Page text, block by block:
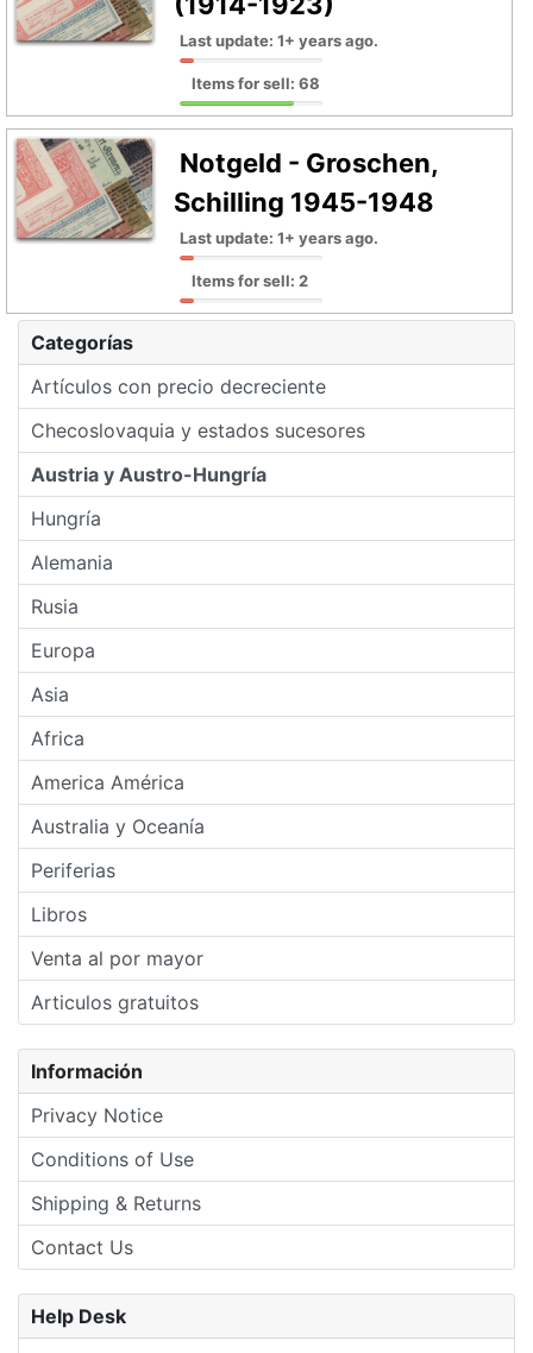
Categorías
Artículos con precio decreciente
Checoslovaquia y estados sucesores
Austria y Austro-Hungría
Hungría
Alemania
Rusia
Europa
Asia
Africa
America América
Australia y Oceanía
Periferias
Libros
Venta al por mayor
Articulos gratuitos
Información
Privacy Notice
Conditions of Use
Shipping & Returns
Contact Us
Last update: 1+ years ago.
Items for sell: 68
Notgeld - Groschen,
Schilling 1945-1948
Last update: 1+ years ago.
Items for sell: 2
Help Desk